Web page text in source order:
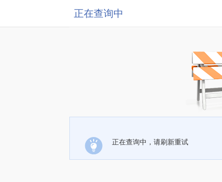
正在查询中
正在查询中，请刷新重试